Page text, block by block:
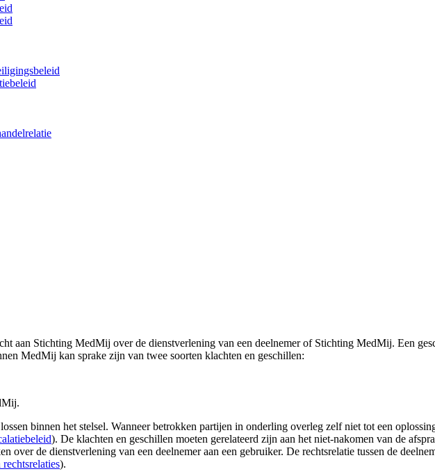
aan Stichting MedMij over de dienstverlening van een deelnemer of Stichting MedMij. Een
MedMij kan sprake zijn van twee soorten klachten en geschillen:
binnen het stelsel. Wanneer betrokken partijen in onderling overleg zelf niet tot een
). De klachten en geschillen moeten gerelateerd zijn aan het niet-nakomen van de
de dienstverlening van een deelnemer aan een gebruiker. De rechtsrelatie tussen de
).